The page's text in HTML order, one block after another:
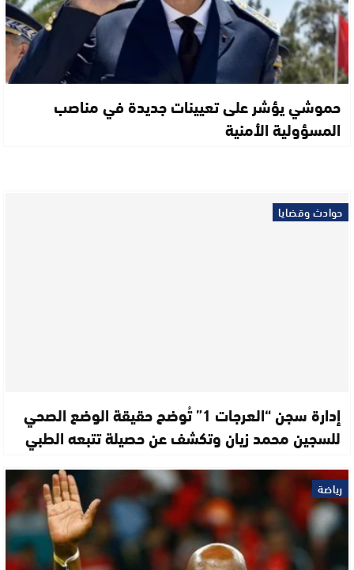
حموشي يؤشر على تعيينات جديدة في مناصب
المسؤولية الأمنية
حوادث وقضايا
إدارة سجن “العرجات 1” تُوضح حقيقة الوضع الصحي
للسجين محمد زيان وتكشف عن حصيلة تتبعه الطبي
رياضة